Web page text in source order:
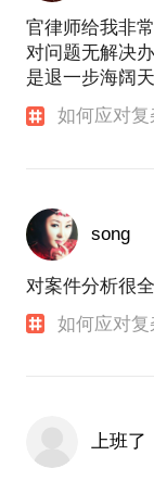
官律师给我非
对问题无解决
是退一步海阔
如何应对
song
对案件分析很
如何应对
上班了